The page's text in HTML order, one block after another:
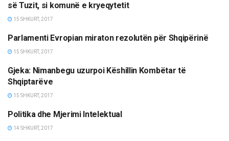
së Tuzit, si komunë e kryeqytetit
15 SHKURT, 2017
ETNIKE/RAJONI/BOTA
Parlamenti Evropian miraton rezolutën për Shqipërinë
15 SHKURT, 2017
LAJME
Gjeka: Nimanbegu uzurpoi Këshillin Kombëtar të
Shqiptarëve
15 SHKURT, 2017
OPINIONE/EDITORIALE
Politika dhe Mjerimi Intelektual
14 SHKURT, 2017